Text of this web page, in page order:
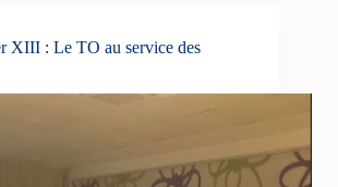
XIII : Le TO au service des